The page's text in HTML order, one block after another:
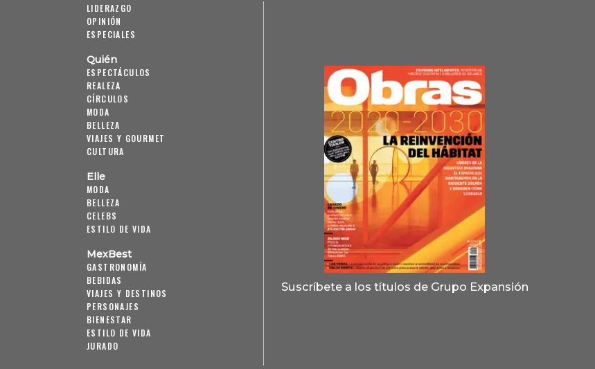
LIDERAZGO
OPINIÓN
ESPECIALES
Quién
ESPECTÁCULOS
REALEZA
CÍRCULOS
MODA
BELLEZA
VIAJES Y GOURMET
CULTURA
Elle
MODA
BELLEZA
CELEBS
ESTILO DE VIDA
MexBest
GASTRONOMÍA
BEBIDAS
VIAJES Y DESTINOS
PERSONAJES
BIENESTAR
ESTILO DE VIDA
JURADO
Suscríbete a los títulos de Grupo Expansión